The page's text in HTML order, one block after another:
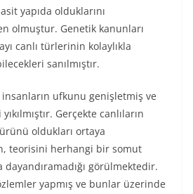
yapıda olduklarını
olmuştur. Genetik kanunları
canlı türlerinin kolaylıkla
sanılmıştır.
ufkunu genişletmiş ve
Gerçekte canlıların
oldukları ortaya
teorisini herhangi bir somut
görülmektedir.
yapmış ve bunlar üzerinde